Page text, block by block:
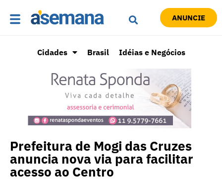
ANUNCIE
Cidades Brasil Idéias e Negócios
Prefeitura de Mogi das Cruzes
anuncia nova via para facilitar
acesso ao Centro